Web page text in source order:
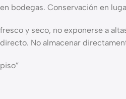
en bodegas. Conservación en
fresco y seco, no exponerse a
directo. No almacenar
piso”